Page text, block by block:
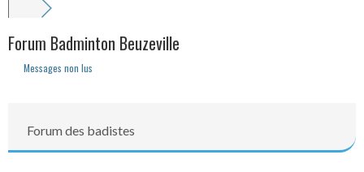
Forum Badminton Beuzeville
Messages non lus
Forum des badistes